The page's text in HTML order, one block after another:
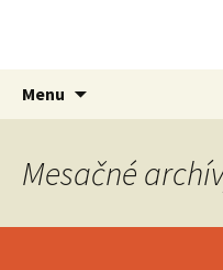
Menu
Mesačné